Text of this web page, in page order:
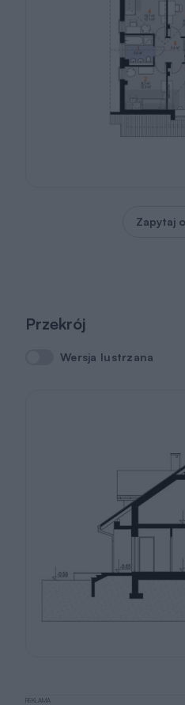
Zapytaj
Przekrój
Wersja lustrzana
Wersja lustrzana
REKLAMA